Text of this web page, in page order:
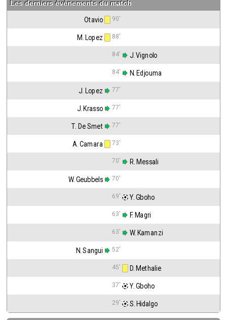
Les derniers événements du match
Otavio 90'
M. Lopez 88'
84' J. Vignolo
84' N. Edjouma
J. Lopez 77'
J. Krasso 77'
T. De Smet 77'
A. Camara 73'
70' R. Messali
W. Geubbels 70'
69' Y. Gboho
63' F. Magri
63' W. Kamanzi
N. Sangui 52'
45' D. Methalie
37' Y. Gboho
29' S. Hidalgo